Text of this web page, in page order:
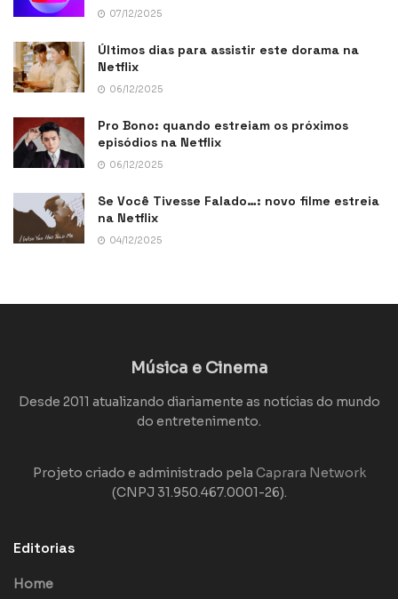
07/12/2025
Últimos dias para assistir este dorama na
Netflix
06/12/2025
Pro Bono: quando estreiam os próximos
episódios na Netflix
06/12/2025
Se Você Tivesse Falado…: novo filme estreia
na Netflix
04/12/2025
Música e Cinema
Desde 2011 atualizando diariamente as notícias do mundo
do entretenimento.
Projeto criado e administrado pela Caprara Network
(CNPJ 31.950.467.0001-26).
Editorias
Home